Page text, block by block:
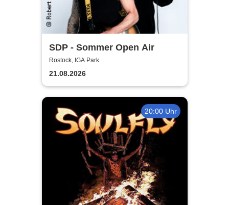
SDP - Sommer Open Air
Rostock, IGA Park
21.08.2026
20:00 Uhr